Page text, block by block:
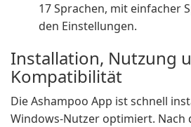
17 Sprachen, mit einfacher
den Einstellungen.
Installation, Nutzung
Kompatibilität
Die Ashampoo App ist schnell
Windows-Nutzer optimiert. Nach